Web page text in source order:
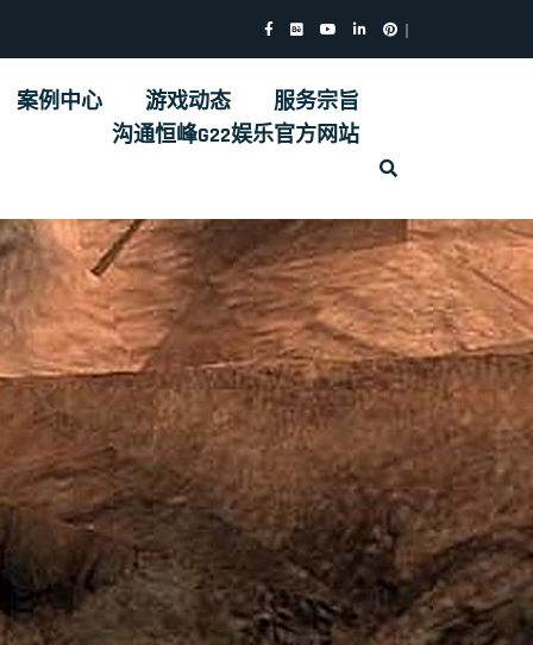
案例中心 游戏动态
服务宗旨
沟通恒峰G22娱乐官方网站